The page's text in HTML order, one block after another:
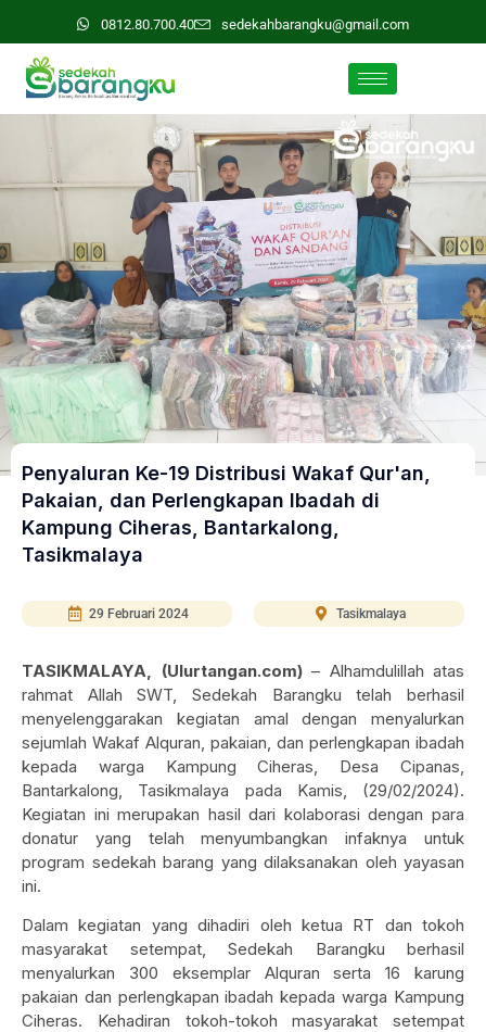
0812.80.700.40 sedekahbarangku@gmail.com
Penyaluran Ke-19 Distribusi Wakaf Qur'an,
Pakaian, dan Perlengkapan Ibadah di
Kampung Ciheras, Bantarkalong,
Tasikmalaya
29 Februari 2024 Tasikmalaya
TASIKMALAYA, (Ulurtangan.com)– Alhamdulillah atas
rahmat Allah SWT, Sedekah Barangku telah berhasil
menyelenggarakan kegiatan amal dengan menyalurkan
sejumlah Wakaf Alquran, pakaian, dan perlengkapan ibadah
kepada warga Kampung Ciheras, Desa Cipanas,
Bantarkalong, Tasikmalaya pada Kamis, (29/02/2024).
Kegiatan ini merupakan hasil dari kolaborasi dengan para
donatur yang telah menyumbangkan infaknya untuk
program sedekah barang yang dilaksanakan oleh yayasan
ini.
Dalam kegiatan yang dihadiri oleh ketua RT dan tokoh
masyarakat setempat, Sedekah Barangku berhasil
menyalurkan 300 eksemplar Alquran serta 16 karung
pakaian dan perlengkapan ibadah kepada warga Kampung
Ciheras. Kehadiran tokoh-tokoh masyarakat setempat